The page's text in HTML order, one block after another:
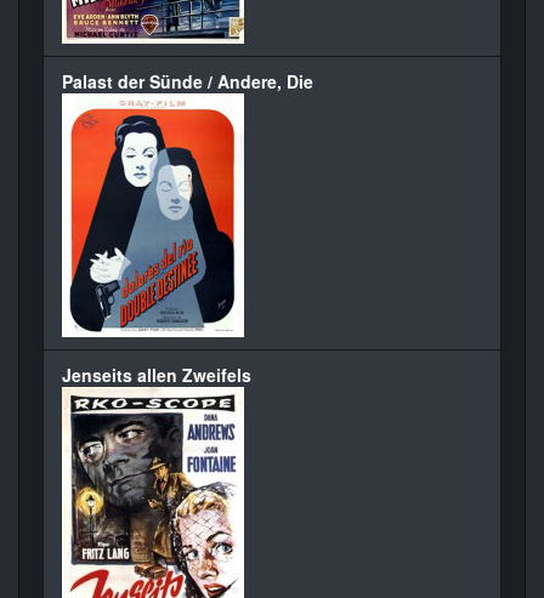
Palast der Sünde / Andere, Die
Jenseits allen Zweifels